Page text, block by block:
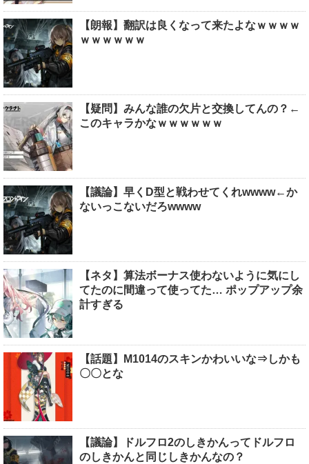
【朗報】翻訳は良くなって来たよなｗｗｗｗ
ｗｗｗｗｗｗ
【疑問】みんな誰の欠片と交換してんの？←
このキャラかなｗｗｗｗｗｗ
【議論】早くD型と戦わせてくれwwww←か
ないっこないだろwwww
【ネタ】算法ボーナス使わないように気にし
てたのに間違って使ってた… ポップアップ余
計すぎる
【話題】M1014のスキンかわいいな⇒しかも
〇〇とな
【議論】ドルフロ2のしきかんってドルフロ
のしきかんと同じしきかんなの？